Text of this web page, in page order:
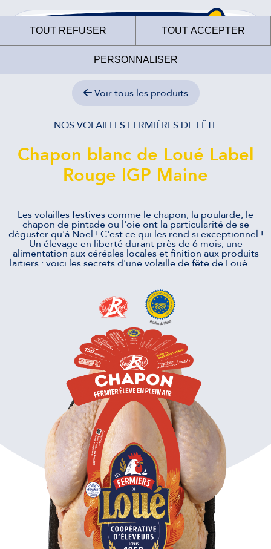
Voir tous les produits
NOS VOLAILLES FERMIÈRES DE FÊTE
Chapon blanc de Loué Label
Rouge IGP Maine
Les volailles festives comme le chapon, la poularde, le
chapon de pintade ou l'oie ont la particularité de se
déguster qu'à Noël ! C'est ce qui les rend si exceptionnel !
Un élevage en liberté durant près de 6 mois, une
alimentation aux céréales locales et finition aux produits
laitiers : voici les secrets d'une volaille de fête de Loué …
Le site internet des
Fermiers de Loué
Nous utilisons des cookies pour nous assurer du bon
fonctionnement de notre site et à des fins analytiques. Vous
pouvez changer d'avis à tout moment en cliquant sur l'icône
présente sur chaque page de notre site. En autorisant ces
services tiers, vous acceptez le dépôt et la lecture de
Charte de confidentialité
TOUT REFUSER TOUT ACCEPTER
PERSONNALISER